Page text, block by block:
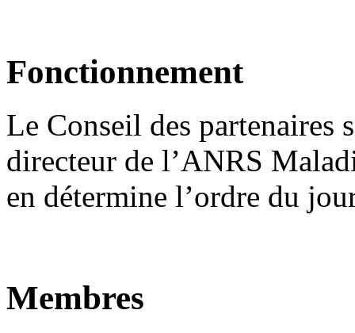
Fonctionnement
Le Conseil des partenaires
directeur de l’ANRS
en détermine l’ordre du
Membres